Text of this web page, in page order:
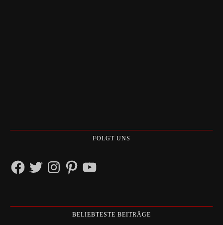
FOLGT UNS
Facebook
TwitterInstagramPinterestYouTube
BELIEBTESTE BEITRÄGE